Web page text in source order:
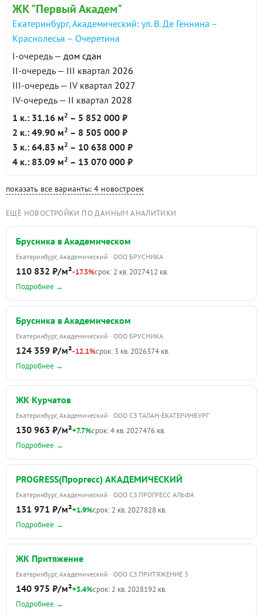
ЖК "Первый Академ"
Екатеринбург, Академический: ул. В. Де Геннина –
Краснолесья – Очеретина
I-очередь — дом сдан
II-очередь — III квартал 2026
III-очередь — IV квартал 2027
IV-очередь — II квартал 2028
1 к.: 31.16 м2 – 5 852 000 ₽
2 к.: 49.90 м2 – 8 505 000 ₽
3 к.: 64.83 м2 – 10 638 000 ₽
4 к.: 83.09 м2 – 13 070 000 ₽
показать все варианты: 4 новостроек
ЕЩЁ НОВОСТРОЙКИ ПО ДАННЫМ АНАЛИТИКИ
Брусника в Академическом
Екатеринбург, Академический · ООО БРУСНИКА
110 832 ₽/м²-17.3%срок: 2 кв. 2027412 кв.
Подробнее →
Брусника в Академическом
Екатеринбург, Академический · ООО БРУСНИКА
124 359 ₽/м²-12.1%срок: 3 кв. 2026374 кв.
Подробнее →
ЖК Курчатов
Екатеринбург, Академический · ООО СЗ ТАЛАН-ЕКАТЕРИНБУРГ
130 963 ₽/м²+7.7%срок: 4 кв. 2027476 кв.
Подробнее →
PROGRESS(Проргесс) АКАДЕМИЧЕСКИЙ
Екатеринбург, Академический · ООО СЗ ПРОГРЕСС АЛЬФА
131 971 ₽/м²+1.9%срок: 2 кв. 2027828 кв.
Подробнее →
ЖК Притяжение
Екатеринбург, Академический · ООО СЗ ПРИТЯЖЕНИЕ 3
140 975 ₽/м²+3.4%срок: 2 кв. 2028192 кв.
Подробнее →